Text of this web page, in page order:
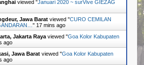
viewed "Januari 2020 ~ surVive GIEZAG
Jawa Barat viewed "CURO CEMILAN
" 17 mins ago
Jakarta Raya viewed "Goa Kolor Kabupaten
ago
Jawa Barat viewed "Goa Kolor Kabupaten
ago